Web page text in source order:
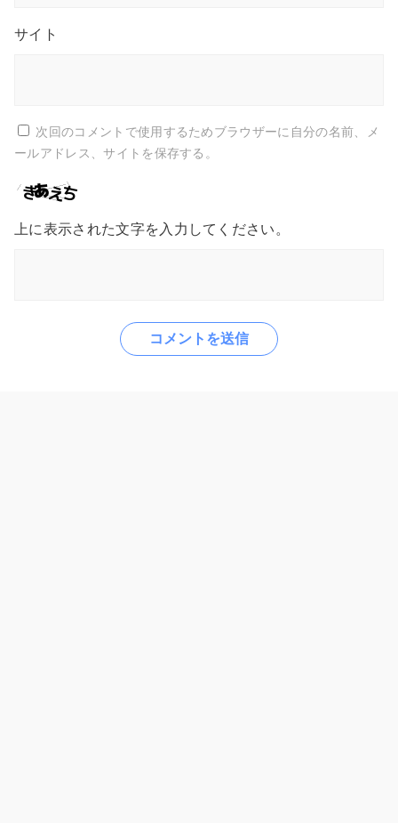
サイト
次回のコメントで使用するためブラウザーに自分の名前、メ
ールアドレス、サイトを保存する。
上に表示された文字を入力してください。